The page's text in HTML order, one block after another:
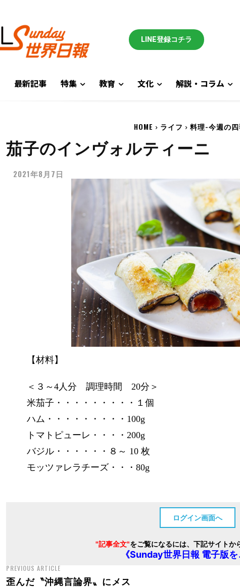
LINE登録コチラ
最新記事 特集 教育 文化 解説・コラム
HOME ライフ 料理-今週の
茄子のインヴォルティーニ
2021年8月7日
【材料】
＜３～4人分 調理時間 20分＞
米茄子・・・・・・・・・１個
ハム・・・・・・・・・100g
トマトピューレ・・・・200g
バジル・・・・・・８～ 10 枚
モッツァレラチーズ・・・80g
ログイン画面へ
"記事全文"をご覧になるには、下記サイトか
《Sunday世界日報 電子版を
PREVIOUS ARTICLE
歪んだ〝沖縄言論界〟にメス